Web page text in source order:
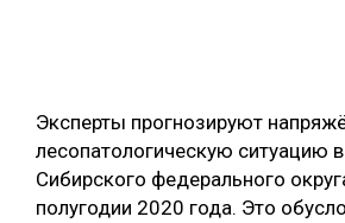
ЦИФРОВАЯ СРЕДА
БИОЭНЕРГЕТИКА
ЛЕСОВОССТАНОВЛЕНИЕ И ЗАЩИТА
РУБРИКИ
ТЕМАТИЧЕСКИЕ ПРОЕКТЫ
Эксперты прогнозируют
лесопатологическую ситуацию
Сибирского федерального
полугодии 2020 года. Это